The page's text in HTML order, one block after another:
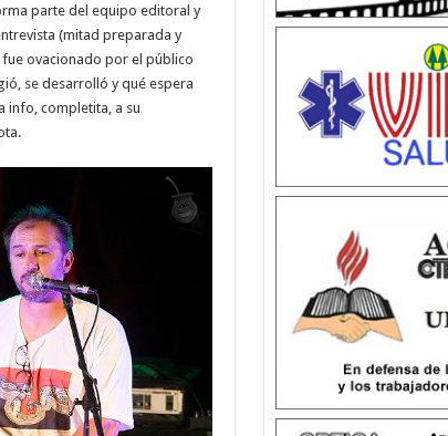
parte del equipo editoral y
(mitad preparada y
ovacionado por el público
se desarrolló y qué espera
info, completita, a su